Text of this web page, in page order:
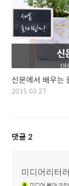
신문에서 배우는
2015.03.27
댓글 2
미디어리터